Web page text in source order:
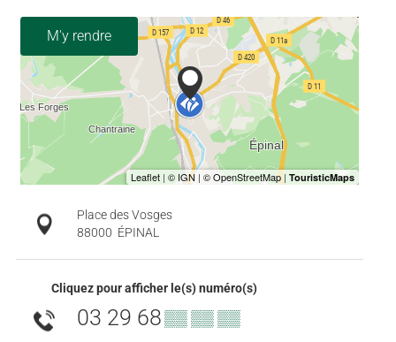
M'y rendre
Place des Vosges
88000 ÉPINAL
Cliquez pour afficher le(s) numéro(s)
03 29 68▒▒ ▒▒ ▒▒